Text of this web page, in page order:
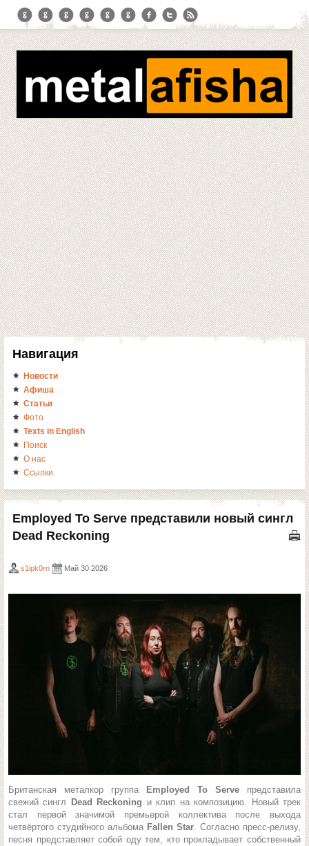
Навигация
Новости
Афиша
Статьи
Фото
Texts in English
Поиск
О нас
Ссылки
Employed To Serve представили новый сингл
Dead Reckoning
s1ipk0rn Май 30 2026
Британская металкор группа Employed To Serve
представила
свежий сингл
Dead Reckoning и клип на композицию. Новый трек
стал первой значимой премьерой коллектива после выхода
четвёртого студийного альбома Fallen Star. Согласно пресс-релизу,
песня представляет собой оду тем, кто прокладывает собственный